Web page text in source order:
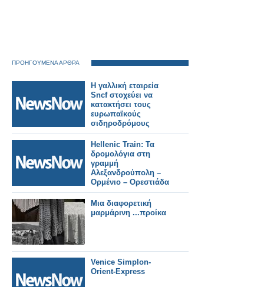
ΠΡΟΗΓΟΥΜΕΝΑ ΑΡΘΡΑ
Η γαλλική εταιρεία
Sncf στοχεύει να
κατακτήσει τους
ευρωπαϊκούς
σιδηροδρόμους
Hellenic Train: Τα
δρομολόγια στη
γραμμή
Αλεξανδρούπολη –
Ορμένιο – Ορεστιάδα
θα
πραγματοποιηθούν
με λεωφορεία.
Μια διαφορετική
μαρμάρινη ...προίκα
Venice Simplon-
Orient-Express